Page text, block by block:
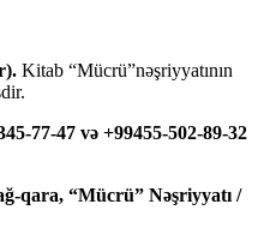
Kitab “Mücrü”nəşriyyatının
77-47 və +99455-502-89-32
qara, “Mücrü” Nəşriyyatı /